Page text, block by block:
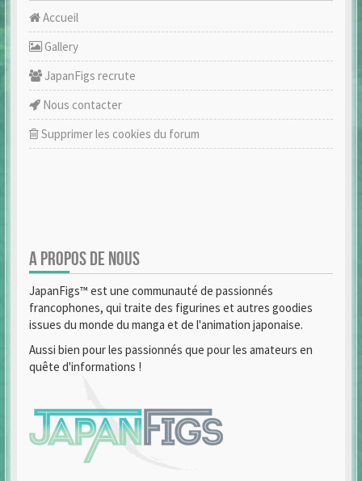
Accueil
Gallery
JapanFigs recrute
Nous contacter
Supprimer les cookies du forum
A PROPOS DE NOUS
JapanFigs™ est une communauté de passionnés
francophones, qui traite des figurines et autres goodies
issues du monde du manga et de l'animation japonaise.
Aussi bien pour les passionnés que pour les amateurs en
quête d'informations !